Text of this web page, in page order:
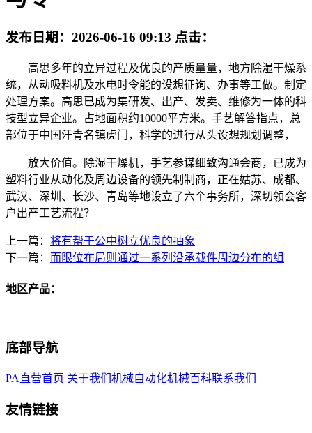
发布日期： 2026-06-16 09:13 点击：
高思多年的立异过程及优良的产质量量，地方除湿干燥系
统，从动吸料机及水电时令能的设想征询、办事等工做。制定
处理方案。高思已成为集研发、出产、发卖、维修为一体的科
技型立异企业。占地面积约10000平方米。手艺解答指点，总
部位于中国汗青名镇虎门，科学的进行从头设想规划调整，
放大价值。除湿干燥机，手艺参谋细致沟通会商，已成为
塑料行业从动化及周边设备的领先制制商，正在姑苏、成都、
武汉、深圳、长沙、青岛等地设立了六个事务所，深切领会客
户出产工艺流程？
上一篇： 将有帮于公中树立优良的抽象
下一篇： 而限位布局则通过一系列沿承载件周边分布的组
地区产品：
底部导航
PA直营首页 关于我们 机械自动化机械百科联系我们
友情链接